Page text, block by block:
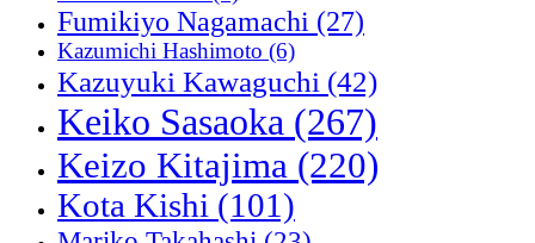
Fumikiyo Nagamachi (27)
Kazumichi Hashimoto (6)
Kazuyuki Kawaguchi (42)
Keiko Sasaoka (267)
Keizo Kitajima (220)
Kota Kishi (101)